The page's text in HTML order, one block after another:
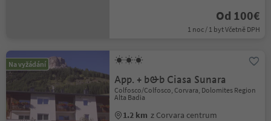
Od 100€
1 noc / 1 byt Včetně DPH
Na vyžádání
App. + b&b Ciasa Sunara
Colfosco/Colfosco, Corvara, Dolomites Region
Alta Badia
1.2 km z Corvara centrum